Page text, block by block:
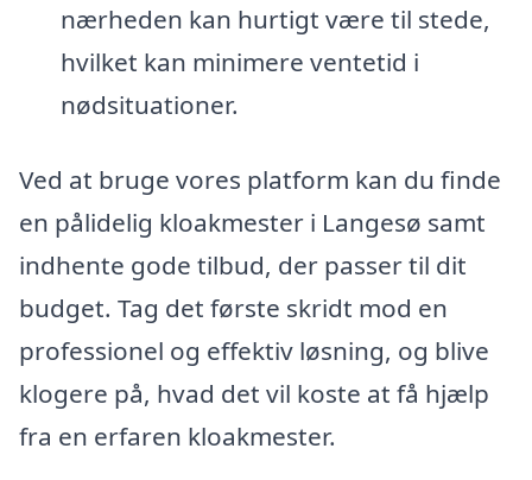
nærheden kan hurtigt være til stede,
hvilket kan minimere ventetid i
nødsituationer.
Ved at bruge vores platform kan du finde
en pålidelig kloakmester i Langesø samt
indhente gode tilbud, der passer til dit
budget. Tag det første skridt mod en
professionel og effektiv løsning, og blive
klogere på, hvad det vil koste at få hjælp
fra en erfaren kloakmester.